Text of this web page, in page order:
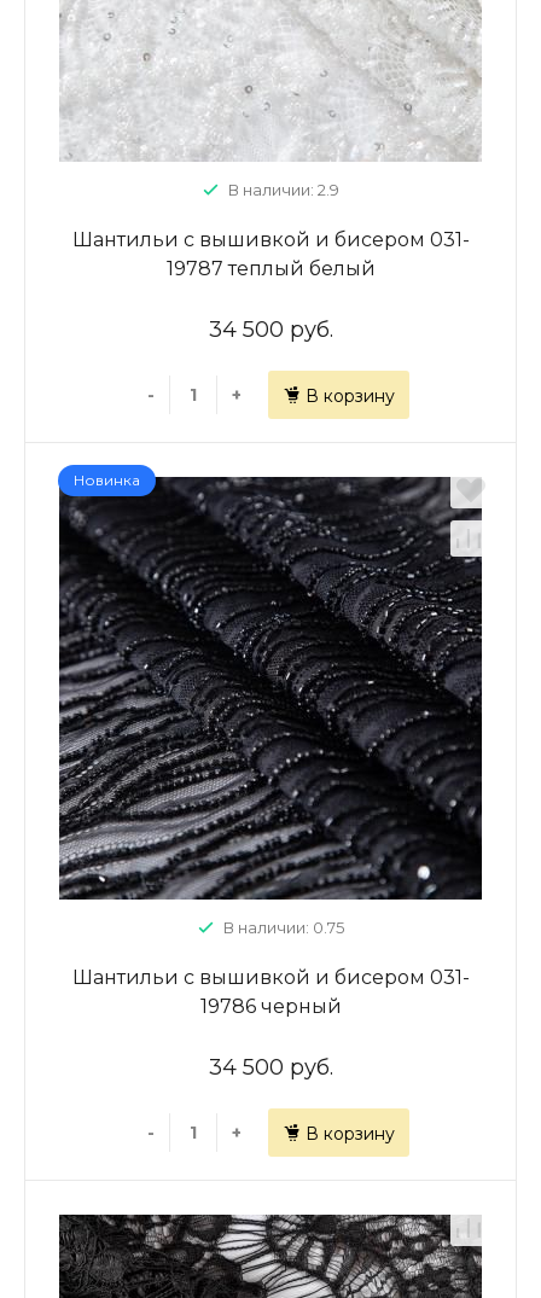
В наличии: 2.9
Шантильи с вышивкой и бисером 031-
19787 теплый белый
34 500 руб.
- + В корзину
Новинка
В наличии: 0.75
Шантильи с вышивкой и бисером 031-
19786 черный
34 500 руб.
- + В корзину